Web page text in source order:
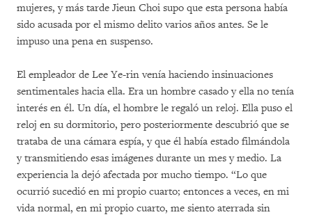
mujeres, y más tarde Jieun Choi supo que esta persona había
sido acusada por el mismo delito varios años antes. Se le
impuso una pena en suspenso.
El empleador de Lee Ye-rin venía haciendo insinuaciones
sentimentales hacia ella. Era un hombre casado y ella no tenía
interés en él. Un día, el hombre le regaló un reloj. Ella puso el
reloj en su dormitorio, pero posteriormente descubrió que se
trataba de una cámara espía, y que él había estado filmándola
y transmitiendo esas imágenes durante un mes y medio. La
experiencia la dejó afectada por mucho tiempo. “Lo que
ocurrió sucedió en mi propio cuarto; entonces a veces, en mi
vida normal, en mi propio cuarto, me siento aterrada sin